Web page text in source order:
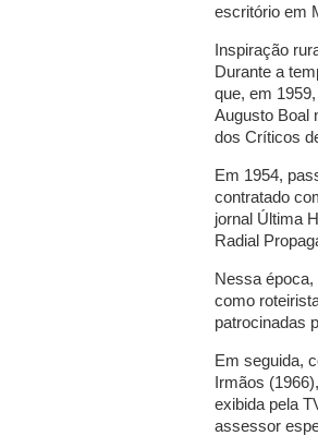
escritório em
Inspiração
Durante a
que, em
Augusto Boal
dos Críticos
Em 1954,
contratado
jornal Última
Radial
Nessa
como
patrocinadas
Em seguida,
Irmãos
exibida pela
assessor